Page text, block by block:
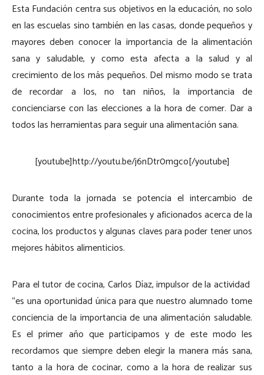
Esta Fundación centra sus objetivos en la educación, no solo
en las escuelas sino también en las casas, donde pequeños y
mayores deben conocer la importancia de la alimentación
sana y saludable, y como esta afecta a la salud y al
crecimiento de los más pequeños. Del mismo modo se trata
de recordar a los, no tan niños, la importancia de
concienciarse con las elecciones a la hora de comer. Dar a
todos las herramientas para seguir una alimentación sana.
[youtube]http://youtu.be/j6nDtr0mgco[/youtube]
Durante toda la jornada se potencia el intercambio de
conocimientos entre profesionales y aficionados acerca de la
cocina, los productos y algunas claves para poder tener unos
mejores hábitos alimenticios.
Para el tutor de cocina, Carlos Díaz, impulsor de la actividad
“es una oportunidad única para que nuestro alumnado tome
conciencia de la importancia de una alimentación saludable.
Es el primer año que participamos y de este modo les
recordamos que siempre deben elegir la manera más sana,
tanto a la hora de cocinar, como a la hora de realizar sus